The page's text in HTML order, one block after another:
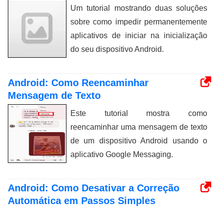
Um tutorial mostrando duas soluções
sobre como impedir permanentemente
aplicativos de iniciar na inicialização
do seu dispositivo Android.
Android: Como Reencaminhar
Mensagem de Texto
Este tutorial mostra como
reencaminhar uma mensagem de texto
de um dispositivo Android usando o
aplicativo Google Messaging.
Android: Como Desativar a Correção
Automática em Passos Simples